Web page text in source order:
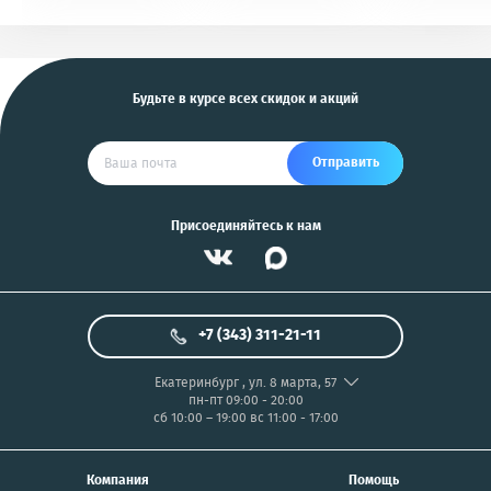
Будьте в курсе всех скидок и акций
Отправить
Присоединяйтесь к нам
Помощь
Компания
+7 (343) 311-21-11
Екатеринбург, ул. 8 марта, 57
пн-пт 09:00 - 20:00
сб 10:00 – 19:00 вс 11:00 - 17:00